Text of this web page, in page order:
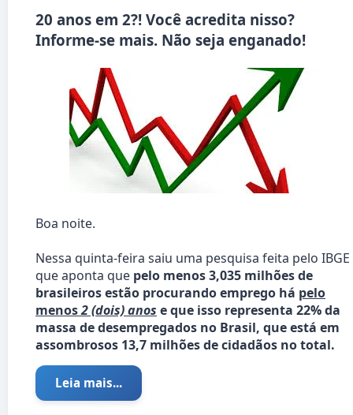
20 anos em 2?! Você acredita nisso?
Informe-se mais. Não seja enganado!
Boa noite.
Nessa quinta-feira saiu uma pesquisa feita pelo IBGE
que aponta que pelo menos 3,035 milhões de
brasileiros estão procurando emprego há pelo
menos2 (dois) anos e que isso representa 22% da
massa de desempregados no Brasil, que está em
assombrosos 13,7 milhões de cidadãos no total.
Leia mais...